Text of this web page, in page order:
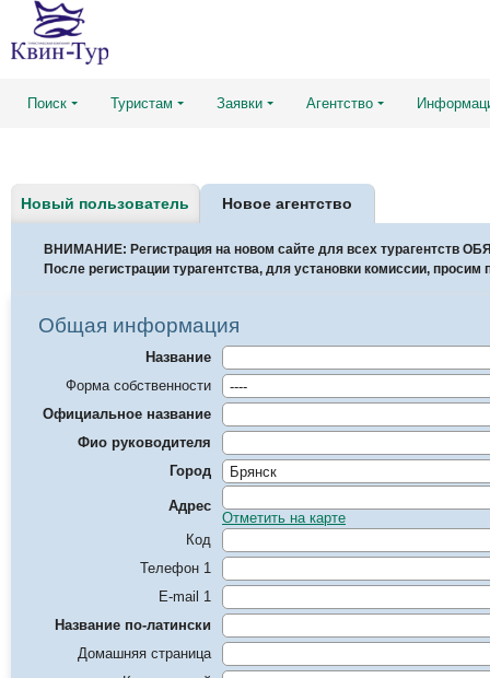
Поиск Туристам Заявки Агентство
Новый пользователь Новое агентство
ВНИМАНИЕ: Регистрация на новом сайте для всех турагентств
После регистрации турагентства, для установки комиссии,
Общая информация
Название
Форма собственности
Официальное название
Фио руководителя
Город
Адрес
Отметить на карте
Код
Телефон 1
E-mail 1
Название по-латински
Домашняя страница